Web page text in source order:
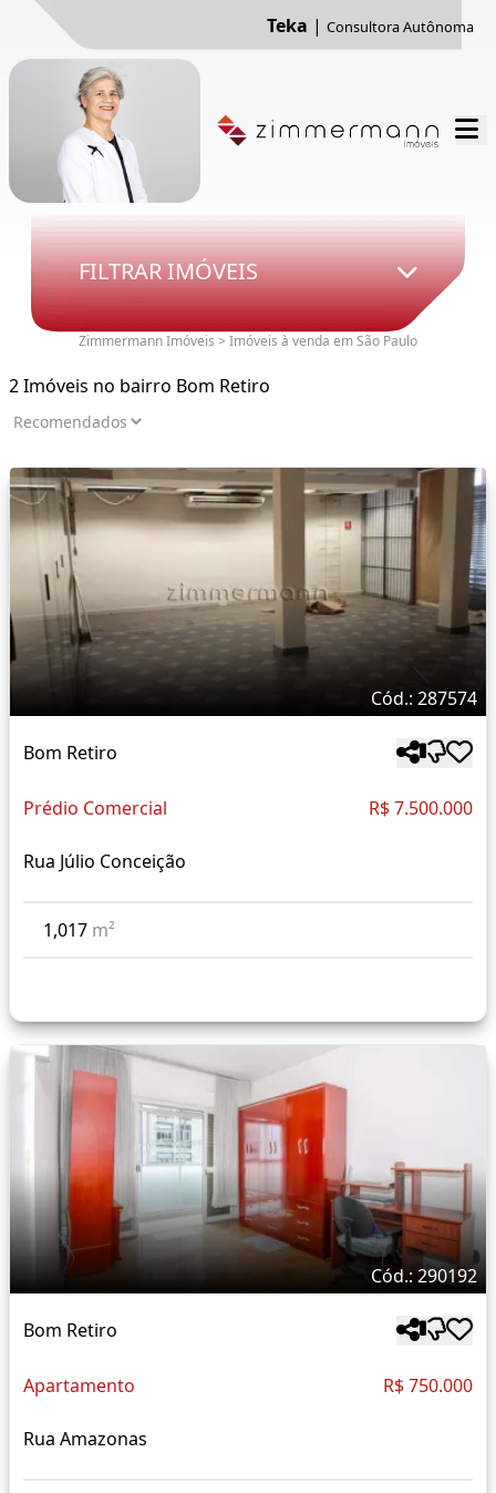
Teka | Consultora Autônoma
FILTRAR IMÓVEIS
Zimmermann Imóveis > Imóveis à venda em São Paulo
2 Imóveis no bairro Bom Retiro
Cód.: 287574
Bom Retiro
Prédio Comercial R$ 7.500.000
Rua Júlio Conceição
1,017 m²
Cód.: 290192
Bom Retiro
Apartamento R$ 750.000
Rua Amazonas